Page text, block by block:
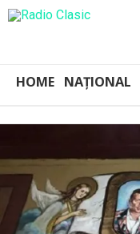
HOME NAȚIONAL